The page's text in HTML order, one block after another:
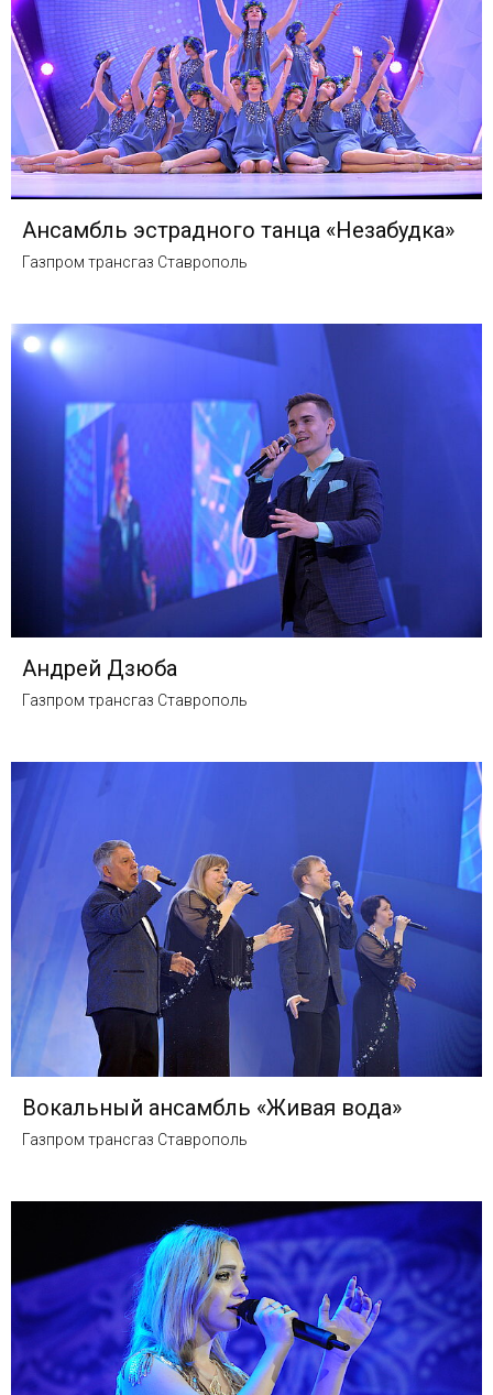
Ансамбль эстрадного танца «Незабудка»
Газпром трансгаз Ставрополь
Андрей Дзюба
Газпром трансгаз Ставрополь
Вокальный ансамбль «Живая вода»
Газпром трансгаз Ставрополь